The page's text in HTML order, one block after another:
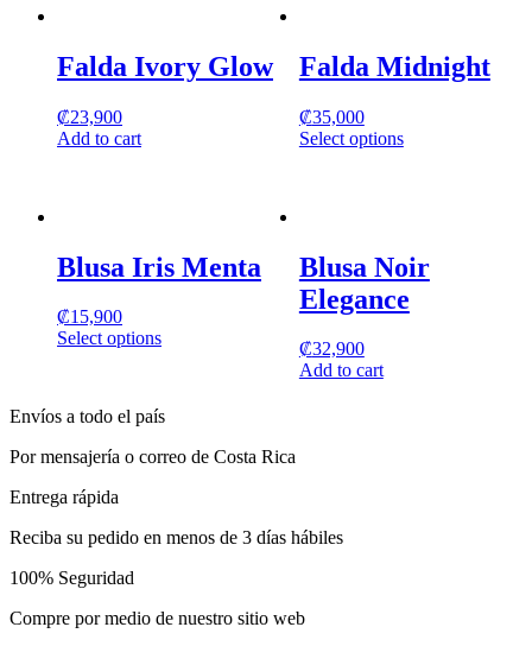
Falda Ivory Glow
₡23,900
Add to cart
Falda Midnight
₡35,000
Select options
The
options
may
chosen
on
Blusa Iris Menta
₡15,900
Select options
multiple
variants.
The
options
may
be
chosen
on
product
Blusa Noir
Elegance
₡32,900
Add to cart
Envíos a todo el país
Por mensajería o correo de Costa Rica
Entrega rápida
Reciba su pedido en menos de 3 días hábiles
100% Seguridad
Compre por medio de nuestro sitio web